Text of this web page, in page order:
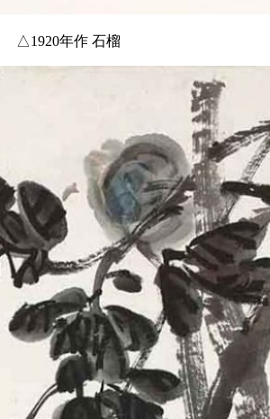
△1920年作 石榴